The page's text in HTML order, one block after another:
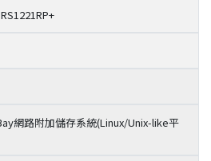
網路附加儲存系統(Linux/Unix-like平